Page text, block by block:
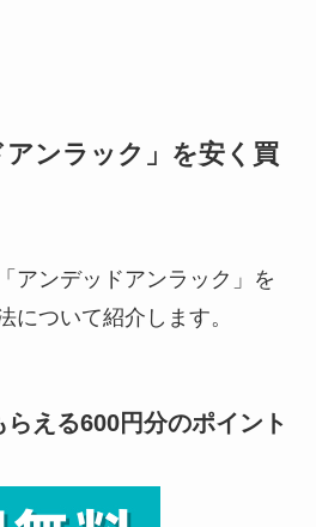
ンラック」を安く買
アンデッドアンラック」を
について紹介します。
える600円分のポイント